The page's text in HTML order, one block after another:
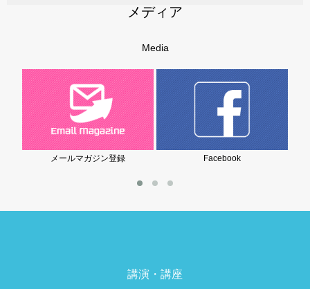
メディア
Media
メールマガジン登録 Facebook
講演・講座